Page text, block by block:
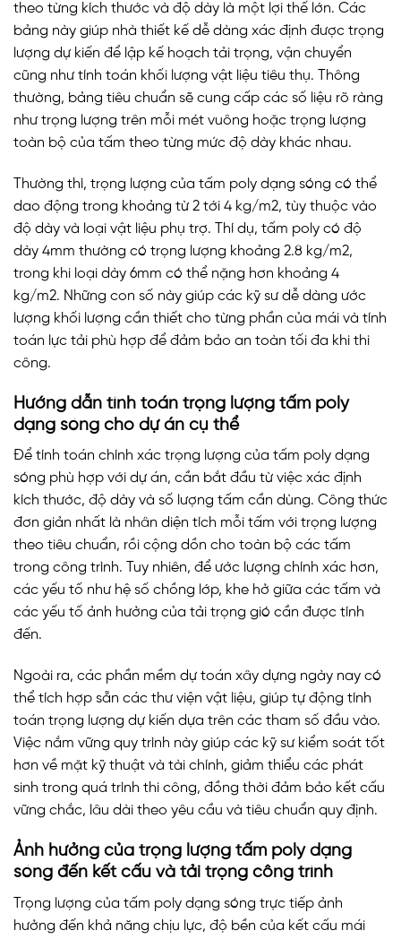
theo từng kích thước và độ dày là một lợi thế lớn. Các
bảng này giúp nhà thiết kế dễ dàng xác định được trọng
lượng dự kiến để lập kế hoạch tải trọng, vận chuyển
cũng như tính toán khối lượng vật liệu tiêu thụ. Thông
thường, bảng tiêu chuẩn sẽ cung cấp các số liệu rõ ràng
như trọng lượng trên mỗi mét vuông hoặc trọng lượng
toàn bộ của tấm theo từng mức độ dày khác nhau.
Thường thì, trọng lượng của tấm poly dạng sóng có thể
dao động trong khoảng từ 2 tới 4 kg/m2, tùy thuộc vào
độ dày và loại vật liệu phụ trợ. Thí dụ, tấm poly có độ
dày 4mm thường có trọng lượng khoảng 2.8 kg/m2,
trong khi loại dày 6mm có thể nặng hơn khoảng 4
kg/m2. Những con số này giúp các kỹ sư dễ dàng ước
lượng khối lượng cần thiết cho từng phần của mái và tính
toán lực tải phù hợp để đảm bảo an toàn tối đa khi thi
công.
Hướng dẫn tính toán trọng lượng tấm poly
dạng sóng cho dự án cụ thể
Để tính toán chính xác trọng lượng của tấm poly dạng
sóng phù hợp với dự án, cần bắt đầu từ việc xác định
kích thước, độ dày và số lượng tấm cần dùng. Công thức
đơn giản nhất là nhân diện tích mỗi tấm với trọng lượng
theo tiêu chuẩn, rồi cộng dồn cho toàn bộ các tấm
trong công trình. Tuy nhiên, để ước lượng chính xác hơn,
các yếu tố như hệ số chồng lớp, khe hở giữa các tấm và
các yếu tố ảnh hưởng của tải trọng gió cần được tính
đến.
Ngoài ra, các phần mềm dự toán xây dựng ngày nay có
thể tích hợp sẵn các thư viện vật liệu, giúp tự động tính
toán trọng lượng dự kiến dựa trên các tham số đầu vào.
Việc nắm vững quy trình này giúp các kỹ sư kiểm soát tốt
hơn về mặt kỹ thuật và tài chính, giảm thiểu các phát
sinh trong quá trình thi công, đồng thời đảm bảo kết cấu
vững chắc, lâu dài theo yêu cầu và tiêu chuẩn quy định.
Ảnh hưởng của trọng lượng tấm poly dạng
sóng đến kết cấu và tải trọng công trình
Trọng lượng của tấm poly dạng sóng trực tiếp ảnh
hưởng đến khả năng chịu lực, độ bền của kết cấu mái